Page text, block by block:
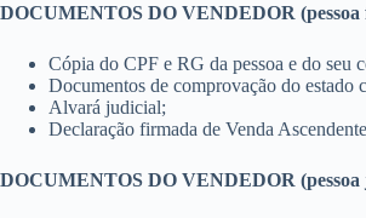
DOCUMENTOS DO VENDEDOR (pessoa
Cópia do CPF e RG da pessoa e do seu
Documentos de comprovação do estado
Alvará judicial;
Declaração firmada de Venda
DOCUMENTOS DO VENDEDOR